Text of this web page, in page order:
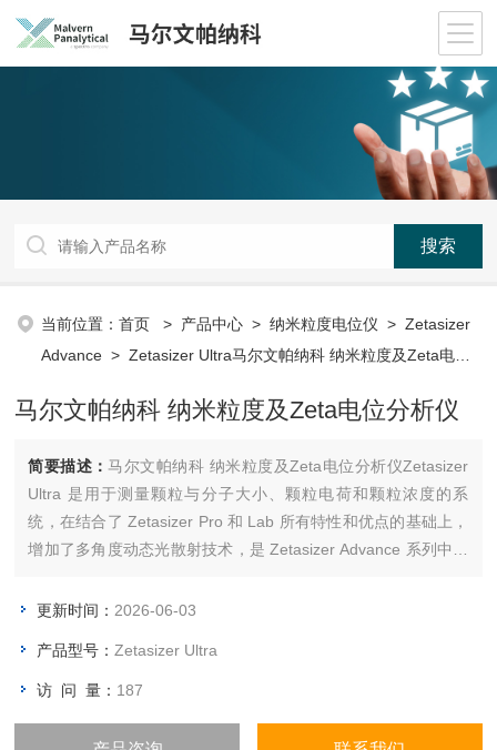
当前位置：首页 > 产品中心 >纳米粒度电位仪 >Zetasizer
Advance > Zetasizer Ultra马尔文帕纳科 纳米粒度及Zeta电位
马尔文帕纳科 纳米粒度及Zeta电位分析仪
简要描述：马尔文帕纳科 纳米粒度及Zeta电位分析仪Zetasizer
Ultra 是用于测量颗粒与分子大小、颗粒电荷和颗粒浓度的系
统，在结合了 Zetasizer Pro 和 Lab 所有特性和优点的基础上，
增加了多角度动态光散射技术，是 Zetasizer Advance 系列中智
更新时间： 2026-06-03
产品型号：Zetasizer Ultra
访 问 量： 187